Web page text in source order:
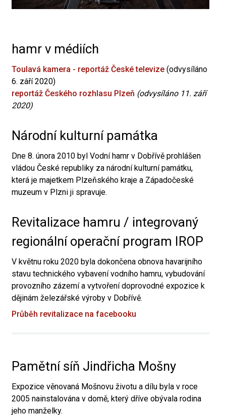
hamr v médiích
Toulavá kamera - reportáž České televize (odvysíláno
6. září 2020)
reportáž Českého rozhlasu Plzeň (odvysíláno 11. září
2020)
Národní kulturní památka
Dne 8. února 2010 byl Vodní hamr v Dobřívě prohlášen
vládou České republiky za národní kulturní památku,
která je majetkem Plzeňského kraje a Západočeské
muzeum v Plzni ji spravuje.
Revitalizace hamru / integrovaný
regionální operační program IROP
V květnu roku 2020 byla dokončena obnova havarijního
stavu technického vybavení vodního hamru, vybudování
provozního zázemí a vytvoření doprovodné expozice k
dějinám železářské výroby v Dobřívě.
Průběh revitalizace na facebooku
Pamětní síň Jindřicha Mošny
Expozice věnovaná Mošnovu životu a dílu byla v roce
2005 nainstalována v domě, který dříve obývala rodina
jeho manželky.